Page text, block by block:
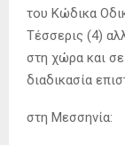
του Κώδικα
Τέσσερις (4)
στη χώρα και σε
διαδικασία
στη Μεσσηνία: